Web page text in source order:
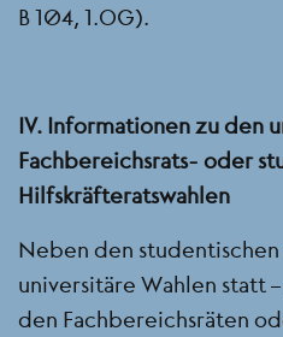
B 104, 1.OG).
IV. Informationen zu den
Fachbereichsrats- oder
Hilfskräfteratswahlen
Neben den
universitäre Wahlen statt
den Fachbereichsräten